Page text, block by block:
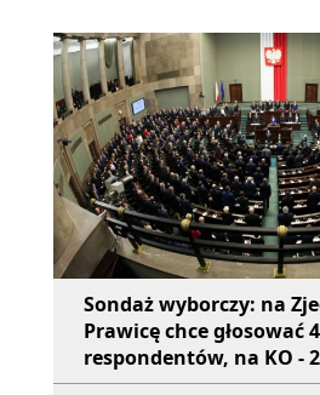
Sondaż wyborczy: na
Prawicę chce głosować
respondentów, na KO -